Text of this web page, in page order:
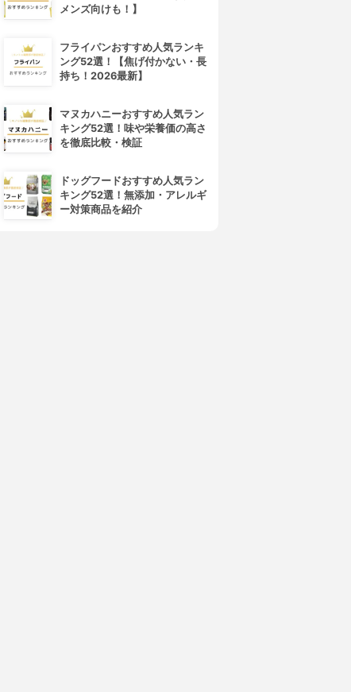
rom&nd(ロムアンド)
メンズ向けも！】
フライパンおすすめ人気ランキ
ング52選！【焦げ付かない・長
持ち！2026最新】
マヌカハニーおすすめ人気ラン
キング52選！味や栄養価の高さ
を徹底比較・検証
ドッグフードおすすめ人気ラン
キング52選！無添加・アレルギ
ー対策商品を紹介